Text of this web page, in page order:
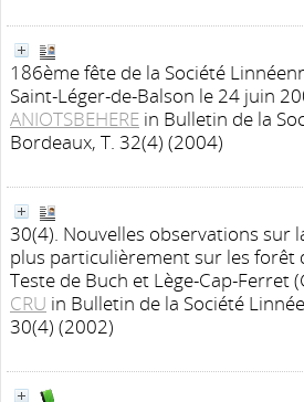
186ème fête de la Société
Saint-Léger-de-Balson le 24 juin
ANIOTSBEHERE in Bulletin de la
Bordeaux, T. 32(4) (2004)
30(4). Nouvelles observations sur
plus particulièrement sur les forêt
Teste de Buch et Lège-Cap-Ferret
CRU in Bulletin de la Société
30(4) (2002)